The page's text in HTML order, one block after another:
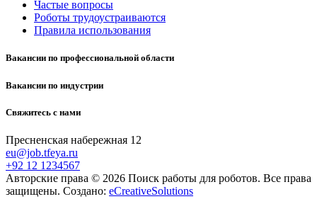
Частые вопросы
Роботы трудоустраиваются
Правила использования
Вакансии по профессиональной области
Вакансии по индустрии
Свяжитесь с нами
Пресненская набережная 12
eu@job.tfeya.ru
+92 12 1234567
Авторские права © 2026 Поиск работы для роботов. Все права
защищены. Создано: eCreativeSolutions